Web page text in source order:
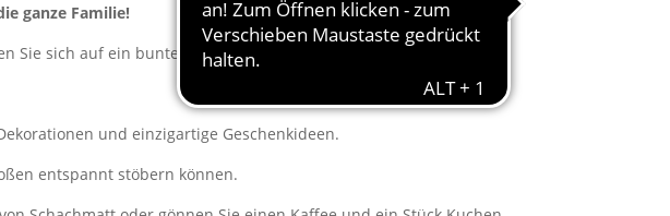
ganze Familie!
sich auf ein buntes Angebot, das keine Wünsche offenlässt.
und einzigartige Geschenkideen.
entspannt stöbern können.